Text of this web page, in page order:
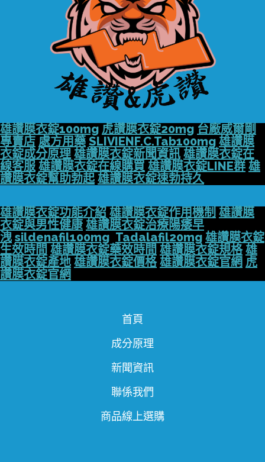
雄讚膜衣錠100mg 虎讚膜衣錠20mg 台廠威爾剛
專賣店 處方用藥 SLIVIENF.C.Tab100mg 雄讚膜
衣錠成分原理 雄讚膜衣錠新聞資訊 雄讚膜衣錠在
線客服 雄讚膜衣錠在線購買 雄讚膜衣錠LINE群 雄
讚膜衣錠幫助勃起 雄讚膜衣錠速勃持久
雄讚膜衣錠功能介紹 雄讚膜衣錠作用機制 雄讚膜
衣錠與男性健康 雄讚膜衣錠治療陽痿早
洩 sildenafil100mg Tadalafil20mg 雄讚膜衣錠
生效時間 雄讚膜衣錠藥效時間 雄讚膜衣錠規格 雄
讚膜衣錠產地 雄讚膜衣錠價格 雄讚膜衣錠官網 虎
讚膜衣錠官網
首頁
成分原理
新聞資訊
聯係我們
商品線上選購